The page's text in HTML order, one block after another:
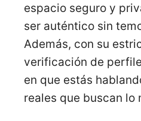
espacio seguro y
ser auténtico sin
Además, con su
verificación de
en que estás
reales que buscan lo